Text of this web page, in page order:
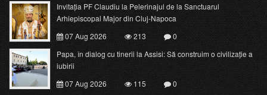
Invitația PF Claudiu la Pelerinajul de la Sanctuarul
Arhiepiscopal Major din Cluj-Napoca
07 Aug 2026
213
0
Papa, în dialog cu tinerii la Assisi: Să construim o civilizație a
iubirii
07 Aug 2026
115
0